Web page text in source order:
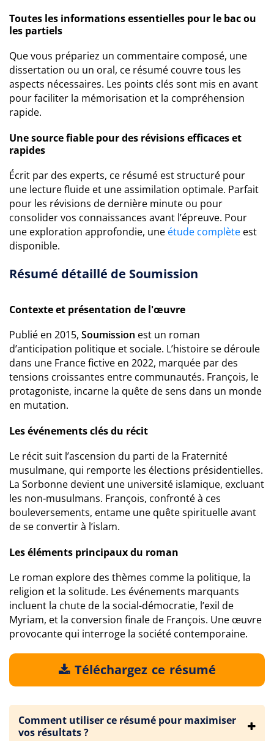
Toutes les informations essentielles pour le bac ou
les partiels
Que vous prépariez un commentaire composé, une
dissertation ou un oral, ce résumé couvre tous les
aspects nécessaires. Les points clés sont mis en avant
pour faciliter la mémorisation et la compréhension
rapide.
Une source fiable pour des révisions efficaces et
rapides
Écrit par des experts, ce résumé est structuré pour
une lecture fluide et une assimilation optimale. Parfait
pour les révisions de dernière minute ou pour
consolider vos connaissances avant l’épreuve. Pour
une exploration approfondie, une étude complète est
disponible.
Résumé détaillé de Soumission
Contexte et présentation de l'œuvre
Publié en 2015, Soumission est un roman
d’anticipation politique et sociale. L’histoire se déroule
dans une France fictive en 2022, marquée par des
tensions croissantes entre communautés. François, le
protagoniste, incarne la quête de sens dans un monde
en mutation.
Les événements clés du récit
Le récit suit l’ascension du parti de la Fraternité
musulmane, qui remporte les élections présidentielles.
La Sorbonne devient une université islamique, excluant
les non-musulmans. François, confronté à ces
bouleversements, entame une quête spirituelle avant
de se convertir à l’islam.
Les éléments principaux du roman
Le roman explore des thèmes comme la politique, la
religion et la solitude. Les événements marquants
incluent la chute de la social-démocratie, l’exil de
Myriam, et la conversion finale de François. Une œuvre
provocante qui interroge la société contemporaine.
Téléchargez ce résumé
Comment utiliser ce résumé pour maximiser
vos résultats ?